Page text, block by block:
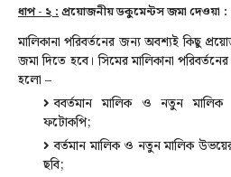
ধাপ - ২ :প্রয়োজনীয় ডকুমেন্টস জমা দেওয়া :
মালিকানা পরিবর্তনের জন্য অবশ্যই কিছু
জমা দিতে হবে।সিমের মালিকানা
হলো –
ববর্তমান মালিক ও নতুন মালিক
ফটোকপি;
বর্তমান মালিক ও নতুন মালিক
ছবি;